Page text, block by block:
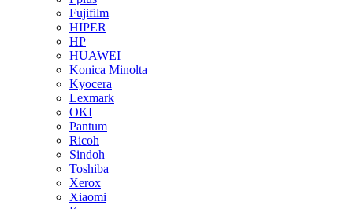
Fujifilm
HIPER
HP
HUAWEI
Konica Minolta
Kyocera
Lexmark
OKI
Pantum
Ricoh
Sindoh
Toshiba
Xerox
Xiaomi